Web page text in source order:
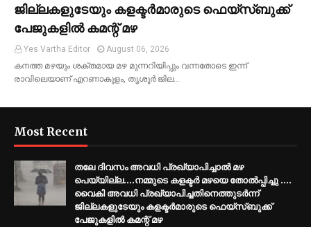
ജില്ലകളുടേയും കളക്ടര്‍മാരുടെ ഫെയ്‌സ്ബുക്ക്
പേജുകളില്‍ കമന്റ് മഴ
Yes Vartha Editor
August 06, 2026
കനത്ത മഴയും ശക്തമായ മഴ മുന്നറിയിപ്പും വന്നതോടെ ഇന്ന്
രാവിലെയാണ് എറണാകുളം, തൃശൂര്‍ ജില…
Most Recent
തലേ ദിവസം അവധി പ്രഖ്യാപിച്ചാല്‍ മഴ
പെയ്യില്ല....നമ്മുടെ കളക്ടര്‍ മഴയെ തോല്‍പ്പിച്ചു ....
വൈകി അവധി പ്രഖ്യാപിച്ചതിനെത്തുടര്‍ന്ന്
ജില്ലകളുടേയും കളക്ടര്‍മാരുടെ ഫെയ്‌സ്ബുക്ക്
പേജുകളില്‍ കമന്റ് മഴ